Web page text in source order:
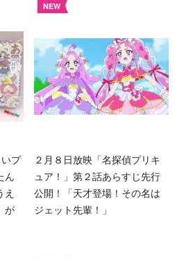
プ
ん
が
NEW
２月８日放映「名探偵プリキ
ュア！」第２話あらすじ先行
公開！「天才登場！その名は
ジェット先輩！」